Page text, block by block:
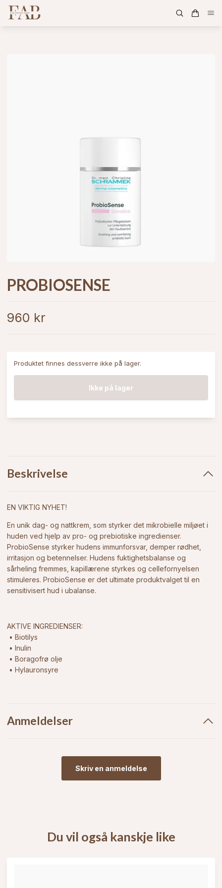
PROBIOSENSE
960 kr
Produktet finnes dessverre ikke på lager.
Ikke på lager
Beskrivelse
EN VIKTIG NYHET!
En unik dag- og nattkrem, som styrker det mikrobielle miljøet i
huden ved hjelp av pro- og prebiotiske ingredienser.
ProbioSense styrker hudens immunforsvar, demper rødhet,
irritasjon og betennelser. Hudens fuktighetsbalanse og
sårheling fremmes, kapillærene styrkes og cellefornyelsen
stimuleres. ProbioSense er det ultimate produktvalget til en
sensitivisert hud i ubalanse.
AKTIVE INGREDIENSER:
• Biotilys
• Inulin
• Boragofrø olje
• Hylauronsyre
Anmeldelser
Skriv en anmeldelse
Du vil også kanskje like